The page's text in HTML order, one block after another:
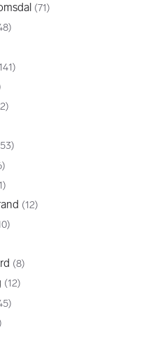
(71)
)
)
)
53)
)
)
(12)
)
(8)
(12)
)